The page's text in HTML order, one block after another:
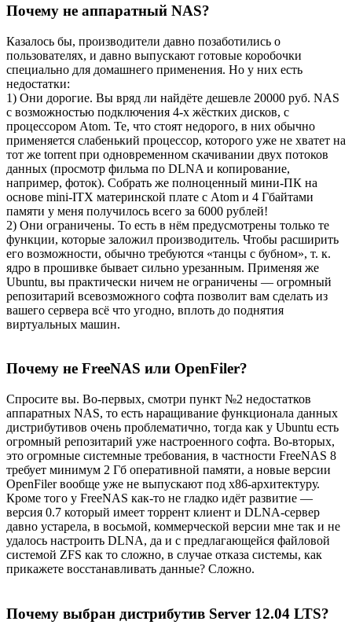
Почему не аппаратный NAS?
Казалось бы, производители давно позаботились о
пользователях, и давно выпускают готовые коробочки
специально для домашнего применения. Но у них есть
недостатки:
1) Они дорогие. Вы вряд ли найдёте дешевле 20000 руб. NAS
c возможностью подключения 4-х жёстких дисков, с
процессором Atom. Те, что стоят недорого, в них обычно
применяется слабенький процессор, которого уже не хватет на
тот же torrent при одновременном скачивании двух потоков
данных (просмотр фильма по DLNA и копирование,
например, фоток). Собрать же полноценный мини-ПК на
основе mini-ITX материнской плате с Atom и 4 Гбайтами
памяти у меня получилось всего за 6000 рублей!
2) Они ограничены. То есть в нём предусмотрены только те
функции, которые заложил производитель. Чтобы расширить
его возможности, обычно требуются «танцы с бубном», т. к.
ядро в прошивке бывает сильно урезанным. Применяя же
Ubuntu, вы практически ничем не ограничены — огромный
репозитарий всевозможного софта позволит вам сделать из
вашего сервера всё что угодно, вплоть до поднятия
виртуальных машин.
Почему не FreeNAS или OpenFiler?
Спросите вы. Во-первых, смотри пункт №2 недостатков
аппаратных NAS, то есть наращивание функционала данных
дистрибутивов очень проблематично, тогда как у Ubuntu есть
огромный репозитарий уже настроенного софта. Во-вторых,
это огромные системные требования, в частности FreeNAS 8
требует минимум 2 Гб оперативной памяти, а новые версии
OpenFiler вообще уже не выпускают под x86-архитектуру.
Кроме того у FreeNAS как-то не гладко идёт развитие —
версия 0.7 который имеет торрент клиент и DLNA-сервер
давно устарела, в восьмой, коммерческой версии мне так и не
удалось настроить DLNA, да и с предлагающейся файловой
системой ZFS как то сложно, в случае отказа системы, как
прикажете восстанавливать данные? Сложно.
Почему выбран дистрибутив Server 12.04 LTS?